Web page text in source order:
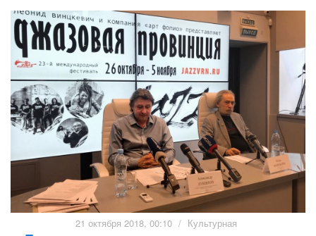
21 октября 2018, 00:10 / Культурная